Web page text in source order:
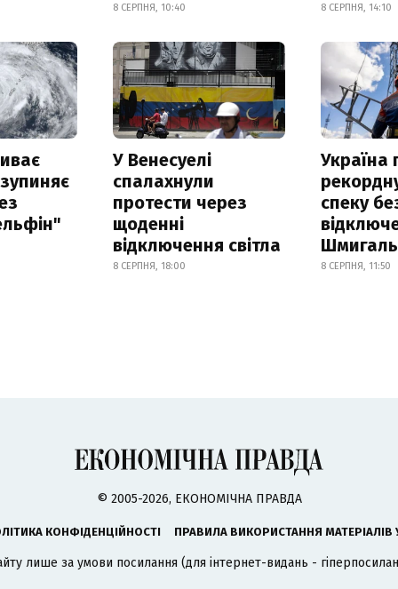
8 СЕРПНЯ, 10:40 8 СЕРПНЯ, 14:10
У Венесуелі
спалахнули
протести через
щоденні
відключення світла
8 СЕРПНЯ, 18:00
спеку
Шмигаль
8 СЕРПНЯ, 11:50
© 2005-2026, ЕКОНОМІЧНА ПРАВДА
КОНФІДЕНЦІЙНОСТІ ПРАВИЛА ВИКОРИСТАННЯ МАТЕРІАЛІВ
лише за умови посилання (для інтернет-видань -